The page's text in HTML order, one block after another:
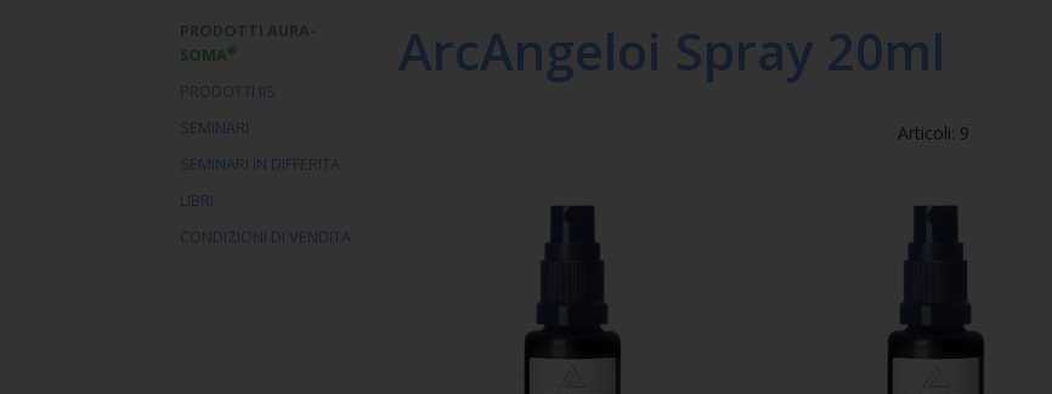
PRODOTTI AURA-
SOMA®
PRODOTTI IIS
SEMINARI
SEMINARI IN DIFFERITA
LIBRI
CONDIZIONI DI VENDITA
ArcAngeloi Spray 20ml
Articoli: 9